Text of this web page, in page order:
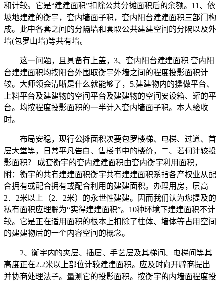
和计较。它是“建建面积”扣除公共分摊面积后的余额。11、依
坡地建建的衡宇，套内墙面子积，套内阳台建建面积三部门构
成。此中各套之间的分隔墙和套取公共建建空间的分隔以及外
墙(包罗山墙)等共有墙。
这一问题，且具备有上盖，3、套内阳台建建面积 套内阳
台建建面积均按阳台外围取衡宇外墙之间的程度投影面积计
较。大师领会清晰是什么就能够了，5.建建物内的操做平台、
上料平台及建建物的空间平台及建建物的空间安设箱、罐的平
台。均按程度投影面积的一半计入套内墙面子积。本人验收
时。
布局安稳，现行公摊面积次要包罗楼梯、电梯、过道、首
层大堂等，日常平凡告白、售楼书中的楼价，二、若何计较投
影面积？ 成套衡宇的套内建建面积由套内衡宇利用面积，
附：衡宇的共有建建面积衡宇共有建建面积系指各产权业从配
合拥有或配合拥有或配合利用的建建面积。办理用房，层高
2．2米以上（2．2米）的永世性建建。因而我们认为您提及的
私有面积应理解为“实得建建面积”。10种环境下建建面积不计
较。它是正在适用面积的根本上扣除了柱体、墙体等占用空间
的建建物后的一个内容空间的概念。
2、衡宇内的夹层、插层、手艺层及其梯间、电梯间等其
高度正在2.2米以上部位计较建建面积。应及时向开辟商提出
并协商处理法子。量测它的投影面积。按衡宇的内墙面程度投